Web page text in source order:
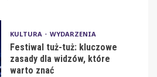
KULTURA WYDARZENIA
Festiwal tuż-tuż: kluczowe
zasady dla widzów, które
warto znać